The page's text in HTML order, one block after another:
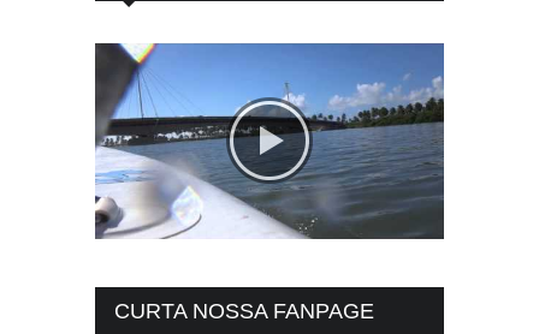
CURTA NOSSA FANPAGE